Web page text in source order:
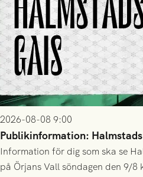
2026-08-08 9:00
Publikinformation:
Information för dig som ska se
på Örjans Vall söndagen den 9/8